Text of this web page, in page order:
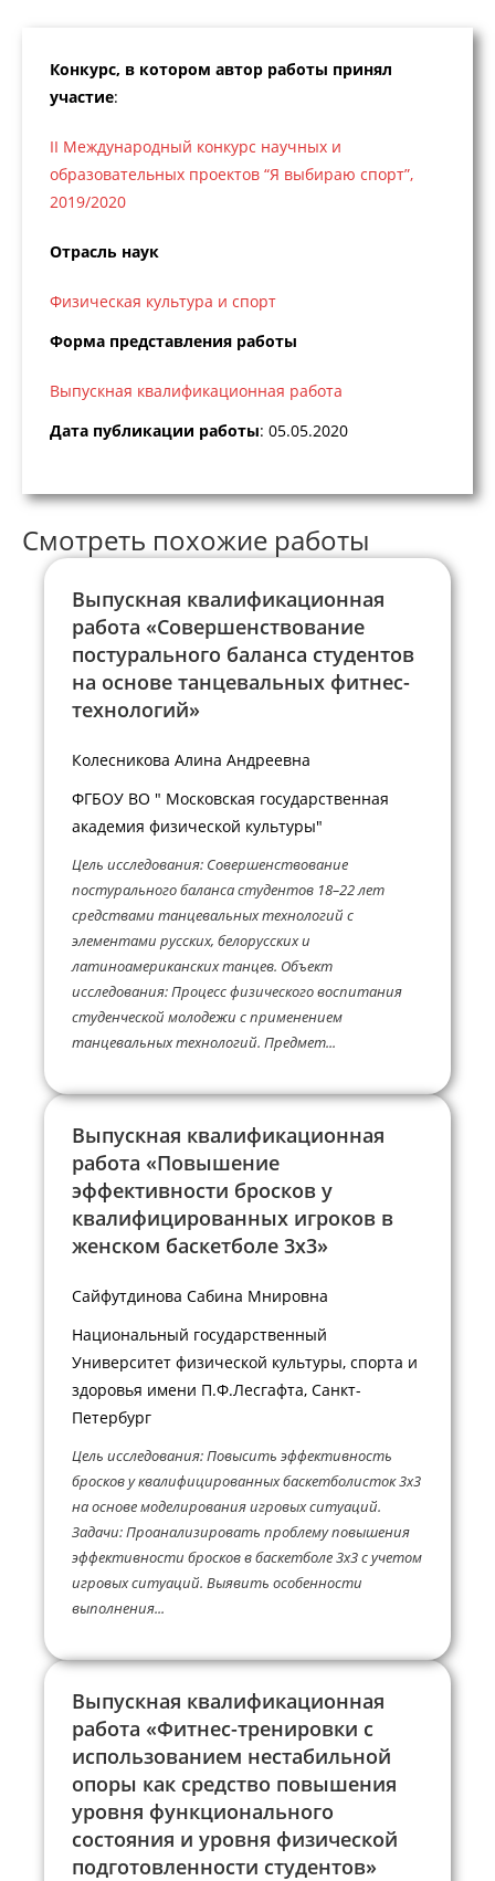
Конкурс, в котором автор работы принял
участие:
II Международный конкурс научных и
образовательных проектов “Я выбираю спорт”,
2019/2020
Отрасль наук
Физическая культура и спорт
Форма представления работы
Выпускная квалификационная работа
Дата публикации работы: 05.05.2020
Смотреть похожие работы
Выпускная квалификационная
работа «Совершенствование
постурального баланса студентов
на основе танцевальных фитнес-
технологий»
Колесникова Алина Андреевна
ФГБОУ ВО " Московская государственная
академия физической культуры"
Цель исследования: Совершенствование
постурального баланса студентов 18–22 лет
средствами танцевальных технологий с
элементами русских, белорусских и
латиноамериканских танцев. Объект
исследования: Процесс физического воспитания
студенческой молодежи с применением
танцевальных технологий. Предмет...
Выпускная квалификационная
работа «Повышение
эффективности бросков у
квалифицированных игроков в
женском баскетболе 3х3»
Сайфутдинова Сабина Мнировна
Национальный государственный
Университет физической культуры, спорта и
здоровья имени П.Ф.Лесгафта, Санкт-
Петербург
Цель исследования: Повысить эффективность
бросков у квалифицированных баскетболисток 3х3
на основе моделирования игровых ситуаций.
Задачи: Проанализировать проблему повышения
эффективности бросков в баскетболе 3х3 с учетом
игровых ситуаций. Выявить особенности
выполнения...
Выпускная квалификационная
работа «Фитнес-тренировки с
использованием нестабильной
опоры как средство повышения
уровня функционального
состояния и уровня физической
подготовленности студентов»